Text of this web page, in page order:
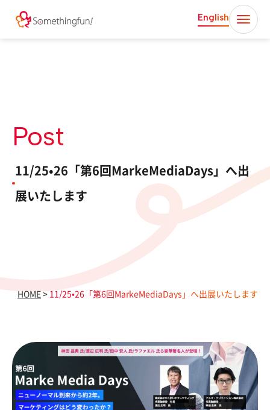
English
Post
11/25•26「第6回MarkeMediaDays」へ出
展いたします
HOME > 11/25•26「第6回MarkeMediaDays」へ出展いたします